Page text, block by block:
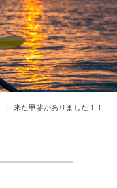
来た甲斐がありました！！